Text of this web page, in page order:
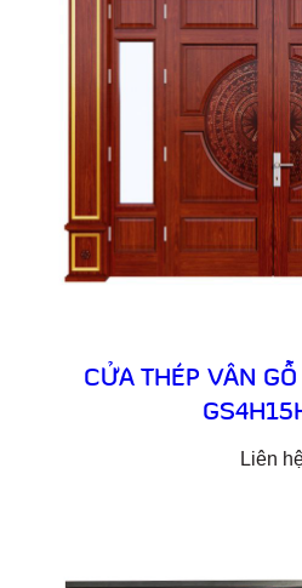
CỬA THÉP VÂN
Liên